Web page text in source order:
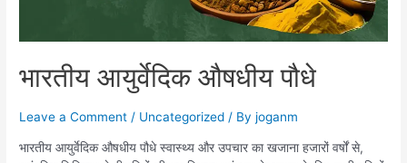
भारतीय आयुर्वेदिक औषधीय पौधे
Leave a Comment / Uncategorized / Byjoganm
भारतीय आयुर्वेदिक औषधीय पौधे स्वास्थ्य और उपचार का खजाना हजारों वर्षों से,